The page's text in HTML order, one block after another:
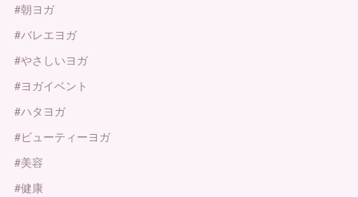
#朝ヨガ
#バレエヨガ
#やさしいヨガ
#ヨガイベント
#ハタヨガ
#ビューティーヨガ
#美容
#健康